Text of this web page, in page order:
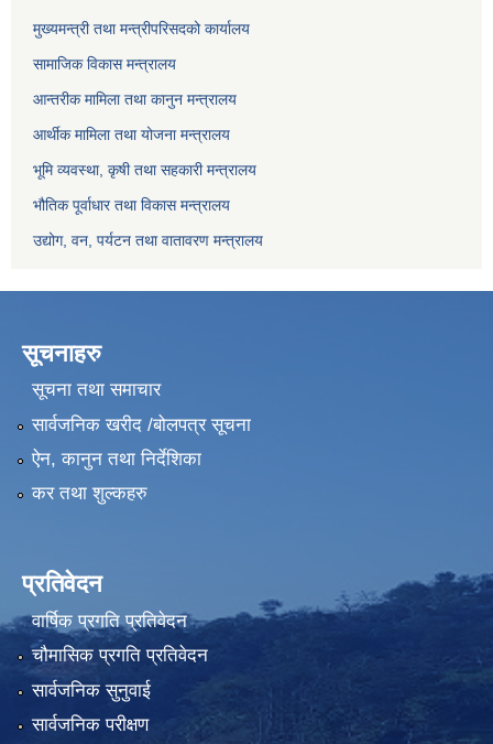
मुख्यमन्त्री तथा मन्त्रीपरिसदको कार्यालय
सामाजिक विकास मन्त्रालय
आन्तरीक मामिला तथा कानुन मन्त्रालय
आर्थीक मामिला तथा योजना मन्त्रालय
भूमि व्यवस्था, कृषी तथा सहकारी मन्त्रालय
भौतिक पूर्वाधार तथा विकास मन्त्रालय
उद्योग, वन, पर्यटन तथा वातावरण मन्त्रालय
सूचनाहरु
सूचना तथा समाचार
सार्वजनिक खरीद /बोलपत्र सूचना
ऐन, कानुन तथा निर्देशिका
कर तथा शुल्कहरु
प्रतिवेदन
वार्षिक प्रगति प्रतिवेदन
चौमासिक प्रगति प्रतिवेदन
सार्वजनिक सुनुवाई
सार्वजनिक परीक्षण